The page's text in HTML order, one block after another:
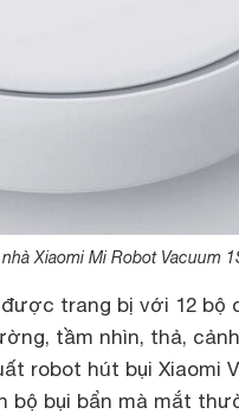
Xiaomi Mi Robot Vacuum
trang bị với 12 bộ
tầm nhìn, thả,
robot hút bụi Xiaomi
bộ bụi bẩn mà mắt